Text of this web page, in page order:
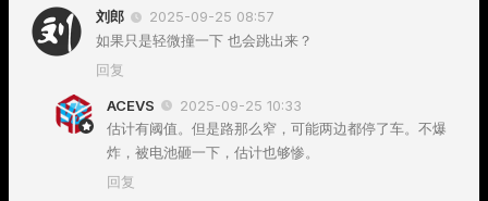
刘郎
2025-09-25 08:57
如果只是轻微撞一下 也会跳出来？
回复
ACEVS
2025-09-25 10:33
估计有阈值。但是路那么窄，可能两边都停了车。不爆
炸，被电池砸一下，估计也够惨。
回复